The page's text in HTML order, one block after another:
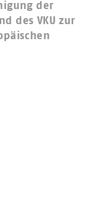
der
des VKU zur